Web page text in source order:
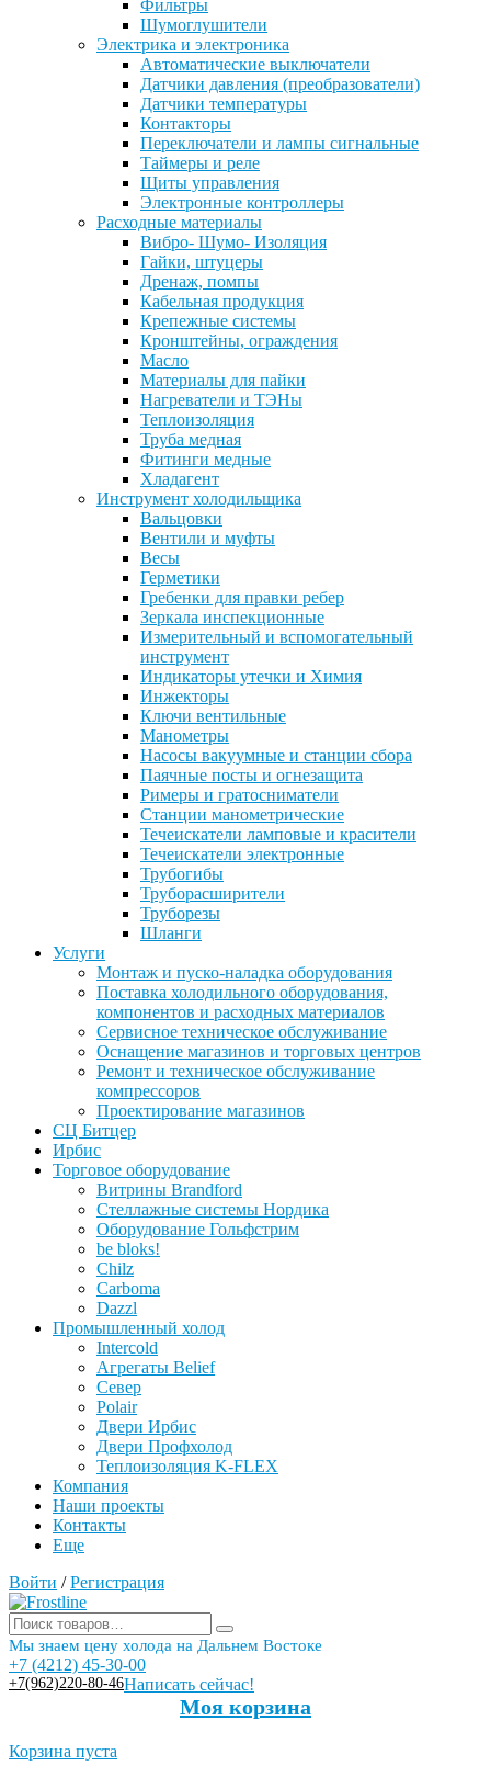
Фильтры
Шумоглушители
Электрика и электроника
Автоматические выключатели
Датчики давления (преобразователи)
Датчики температуры
Контакторы
Переключатели и лампы сигнальные
Таймеры и реле
Щиты управления
Электронные контроллеры
Расходные материалы
Вибро- Шумо- Изоляция
Гайки, штуцеры
Дренаж, помпы
Кабельная продукция
Крепежные системы
Кронштейны, ограждения
Масло
Материалы для пайки
Нагреватели и ТЭНы
Теплоизоляция
Труба медная
Фитинги медные
Хладагент
Инструмент холодильщика
Вальцовки
Вентили и муфты
Весы
Герметики
Гребенки для правки ребер
Зеркала инспекционные
Измерительный и вспомогательный
инструмент
Индикаторы утечки и Химия
Инжекторы
Ключи вентильные
Манометры
Насосы вакуумные и станции сбора
Паячные посты и огнезащита
Римеры и гратосниматели
Станции манометрические
Течеискатели ламповые и красители
Течеискатели электронные
Трубогибы
Труборасширители
Труборезы
Шланги
Услуги
Монтаж и пуско-наладка оборудования
Поставка холодильного оборудования,
компонентов и расходных материалов
Сервисное техническое обслуживание
Оснащение магазинов и торговых центров
Ремонт и техническое обслуживание
компрессоров
Проектирование магазинов
СЦ Битцер
Ирбис
Торговое оборудование
Витрины Brandford
Стеллажные системы Нордика
Оборудование Гольфстрим
be bloks!
Chilz
Carboma
Dazzl
Промышленный холод
Intercold
Агрегаты Belief
Север
Polair
Двери Ирбис
Двери Профхолод
Теплоизоляция K-FLEX
Компания
Наши проекты
Контакты
Еще
Войти / Регистрация
Мы знаем цену холода на Дальнем Востоке
+7 (4212) 45-30-00
+7(962)220-80-46Написать сейчас!
Моя корзина
Корзина пуста